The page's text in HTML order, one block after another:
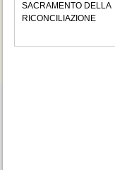
SACRAMENTO DELLA
RICONCILIAZIONE